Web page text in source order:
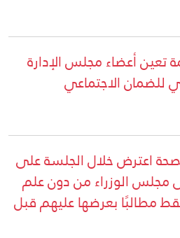
تعين أعضاء مجلس الإدارة
للضمان الاجتماعي
اعترض خلال الجلسة على
مجلس الوزراء من دون علم
مطالبًا بعرضها عليهم قبل